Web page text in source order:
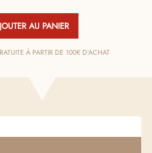
AU PANIER
À PARTIR DE 100€ D’ACHAT